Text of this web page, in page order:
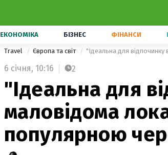
ЕКОНОМІКА БІЗНЕС ФІНАНСИ
Travel Європа та світ "Ідеальна для відпочинку
6 січня, 10:16 2
"Ідеальна для
маловідома
популярною